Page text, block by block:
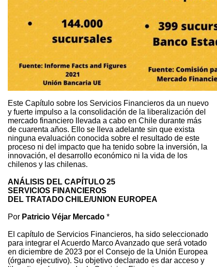
Este Capítulo sobre los Servicios Financieros da un nuevo
y fuerte impulso a la consolidación de la liberalización del
mercado financiero llevada a cabo en Chile durante más
de cuarenta años. Ello se lleva adelante sin que exista
ninguna evaluación conocida sobre el resultado de este
proceso ni del impacto que ha tenido sobre la inversión, la
innovación, el desarrollo económico ni la vida de los
chilenos y las chilenas.
ANÁLISIS DEL CAPÍTULO 25
SERVICIOS FINANCIEROS
DEL TRATADO CHILE/UNION EUROPEA
Por Patricio Véjar Mercado *
El capítulo de Servicios Financieros, ha sido seleccionado
para integrar el Acuerdo Marco Avanzado que será votado
en diciembre de 2023 por el Consejo de la Unión Europea
(órgano ejecutivo). Su objetivo declarado es dar acceso y